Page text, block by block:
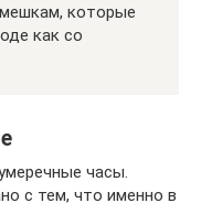
которые
как со
часы.
с тем, что именно в